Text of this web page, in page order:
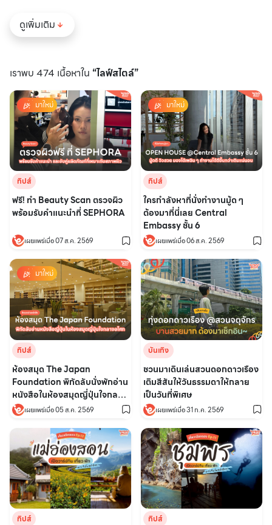
ดูเพิ่มเติม
เราพบ 474 เนื้อหาใน “ไลฟ์สไตล์”
มาใหม่
ทิปส์
ฟรี! ทำ Beauty Scan ตรวจผิว
พร้อมรับคำแนะนำที่ SEPHORA
เผยแพร่เมื่อ 07 ส.ค. 2569
มาใหม่
ทิปส์
ใครกำลังหาที่นั่งทำงานมู้ด ๆ
ต้องมาที่นี่เลย Central
Embassy ชั้น 6
เผยแพร่เมื่อ 06 ส.ค. 2569
มาใหม่
ทิปส์
ห้องสมุด The Japan
Foundation พิกัดลับนั่งพักอ่าน
หนังสือในห้องสมุดญี่ปุ่นใจกลาง
อโศกเผยแพร่เมื่อ 05 ส.ค. 2569
บันเทิง
ชวนมาเดินเล่นสวนดอกดาวเรือง
เติมสีสันให้วันธรรมดาให้กลาย
เป็นวันที่พิเศษ
เผยแพร่เมื่อ 31 ก.ค. 2569
ทิปส์ ทิปส์